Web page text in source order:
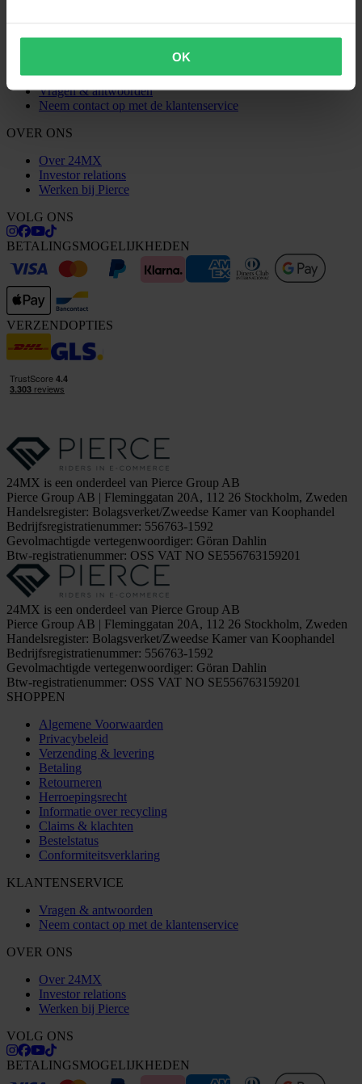
OK
Conformiteitsverklaring
Vragen & antwoorden
Neem contact op met de klantenservice
OVER ONS
Over 24MX
Investor relations
Werken bij Pierce
VOLG ONS
BETALINGSMOGELIJKHEDEN
VERZENDOPTIES
24MX is een onderdeel van Pierce Group AB
Pierce Group AB | Fleminggatan 20A, 112 26 Stockholm, Zweden
Handelsregister: Bolagsverket/Zweedse Kamer van Koophandel
Bedrijfsregistratienummer: 556763-1592
Gevolmachtigde vertegenwoordiger: Göran Dahlin
Btw-registratienummer: OSS VAT NO SE556763159201
24MX is een onderdeel van Pierce Group AB
Pierce Group AB | Fleminggatan 20A, 112 26 Stockholm, Zweden
Handelsregister: Bolagsverket/Zweedse Kamer van Koophandel
Bedrijfsregistratienummer: 556763-1592
Gevolmachtigde vertegenwoordiger: Göran Dahlin
Btw-registratienummer: OSS VAT NO SE556763159201
SHOPPEN
Algemene Voorwaarden
Privacybeleid
Verzending & levering
Betaling
Retourneren
Herroepingsrecht
Informatie over recycling
Claims & klachten
Bestelstatus
Conformiteitsverklaring
KLANTENSERVICE
Vragen & antwoorden
Neem contact op met de klantenservice
OVER ONS
Over 24MX
Investor relations
Werken bij Pierce
VOLG ONS
BETALINGSMOGELIJKHEDEN